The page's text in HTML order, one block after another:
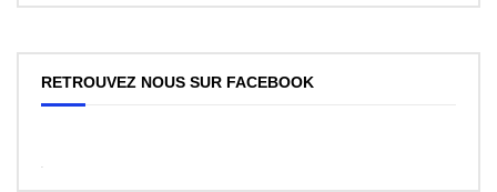
RETROUVEZ NOUS SUR FACEBOOK